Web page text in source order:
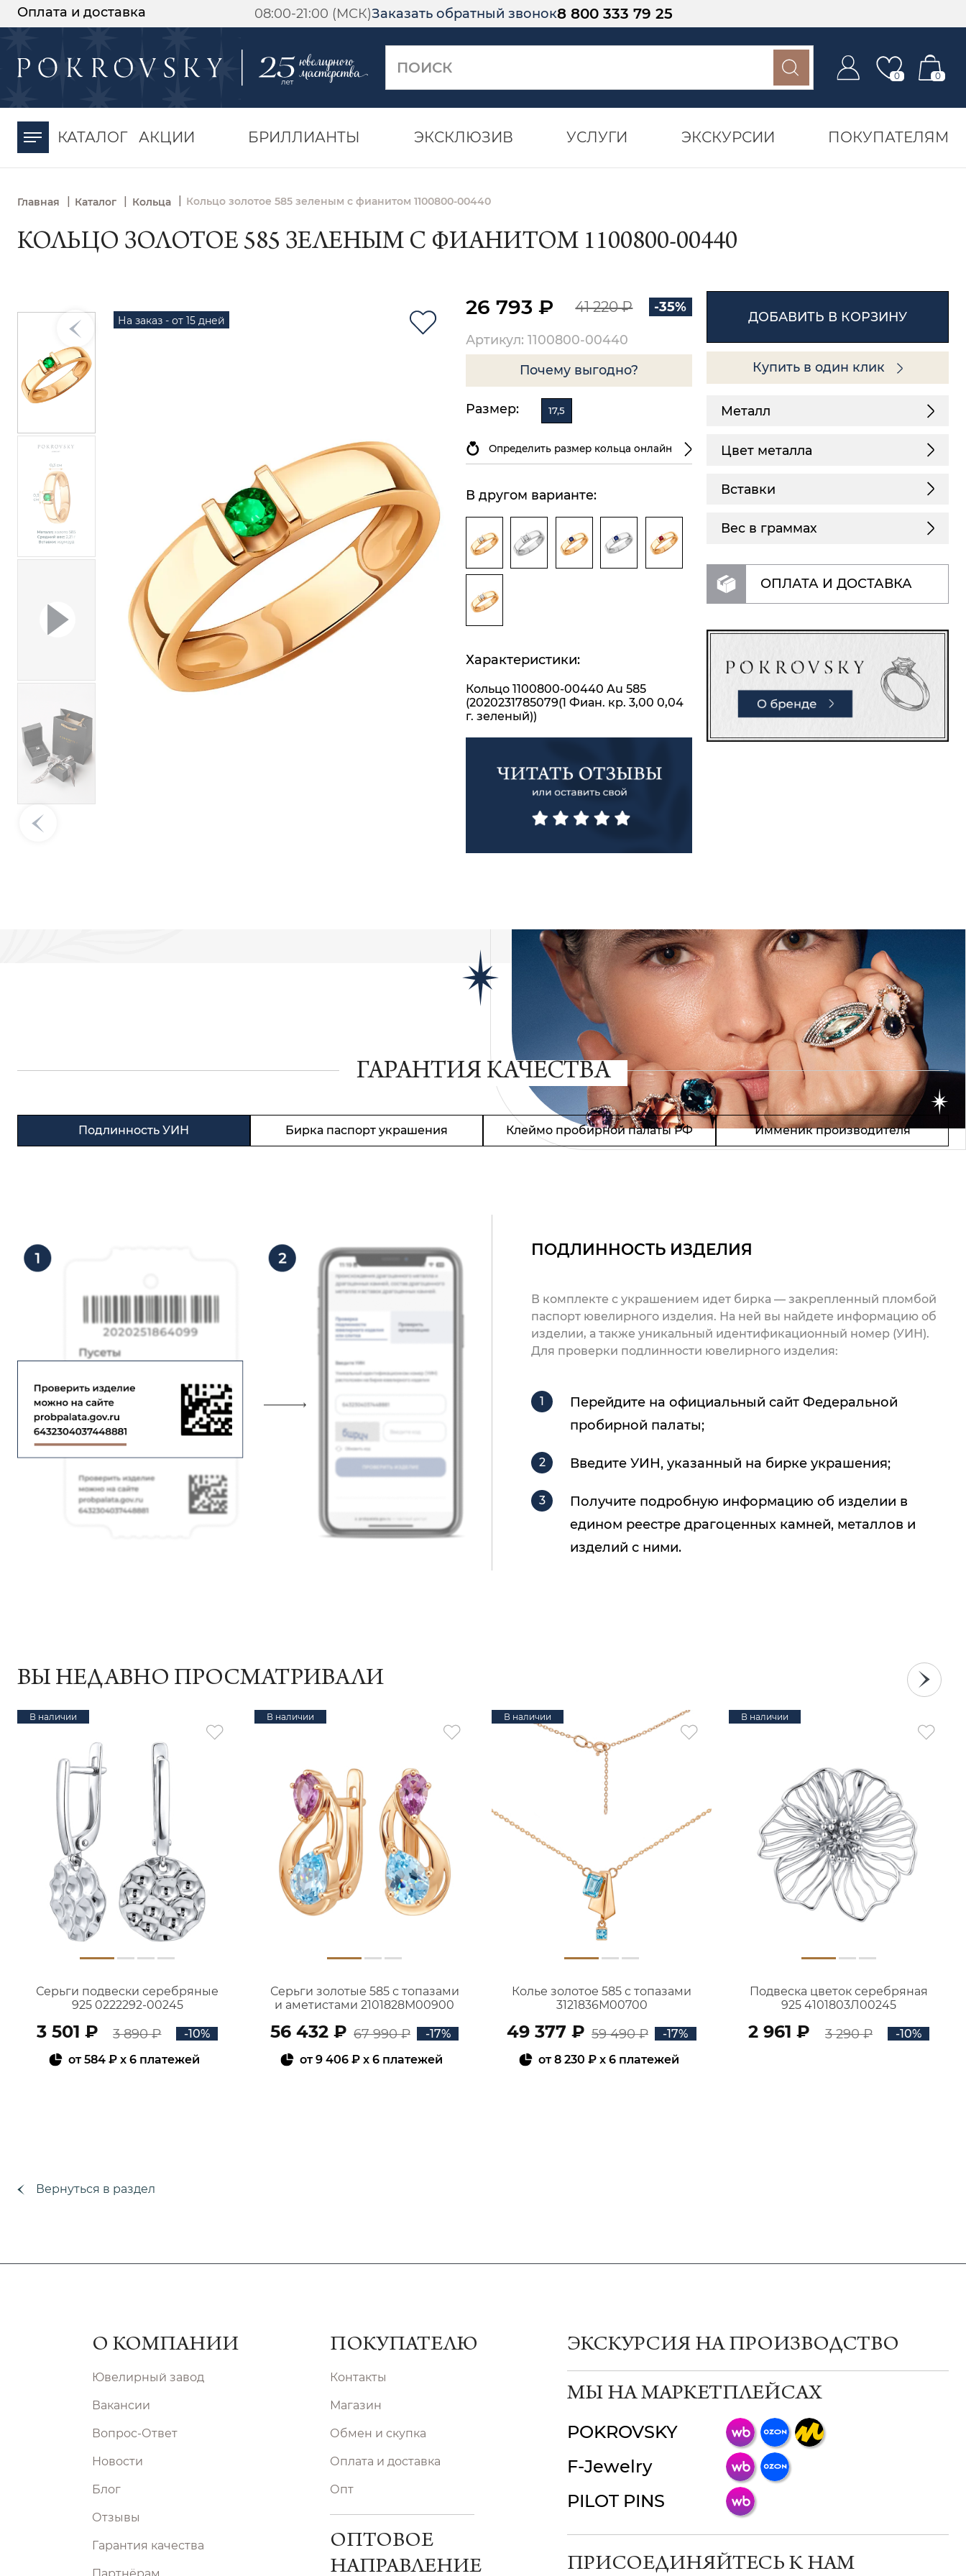
Оплата и доставка 08:00-21:00 (МСК)Заказать обратный звонок8 800 333 79 25
0 0
КАТАЛОГ АКЦИИ БРИЛЛИАНТЫ ЭКСКЛЮЗИВ УСЛУГИ ЭКСКУРСИИ ПОКУПАТЕЛЯМ
Главная | Каталог | Кольца Кольцо золотое 585 зеленым с фианитом 1100800-00440
КОЛЬЦО ЗОЛОТОЕ 585 ЗЕЛЕНЫМ С ФИАНИТОМ 1100800-00440
На заказ - от 15 дней
26 793 ₽ 41 220 ₽ -35%
Артикул: 1100800-00440
Почему выгодно?
Размер: 17,5
Определить размер кольца онлайн
В другом варианте:
Характеристики:
Кольцо 1100800-00440 Au 585
(2020231785079(1 Фиан. кр. 3,00 0,04
г. зеленый))
ДОБАВИТЬ В КОРЗИНУ
Купить в один клик
Металл
Цвет металла
Вставки
Вес в граммах
ОПЛАТА И ДОСТАВКА
ГАРАНТИЯ КАЧЕСТВА
Подлинность УИН Бирка паспорт украшения Клеймо пробирной палаты РФ Имменик производителя
ПОДЛИННОСТЬ ИЗДЕЛИЯ
В комплекте с украшением идет бирка — закрепленный пломбой
паспорт ювелирного изделия. На ней вы найдете информацию об
изделии, а также уникальный идентификационный номер (УИН).
Для проверки подлинности ювелирного изделия:
Перейдите на официальный сайт Федеральной
пробирной палаты;
Введите УИН, указанный на бирке украшения;
Получите подробную информацию об изделии в
едином реестре драгоценных камней, металлов и
изделий с ними.
ВЫ НЕДАВНО ПРОСМАТРИВАЛИ
В наличии
Серьги подвески серебряные
925 0222292-00245
3 501 ₽ 3 890 ₽
-10%
от584 ₽ x 6 платежей
В наличии
Серьги золотые 585 с топазами
и аметистами 2101828М00900
56 432 ₽ 67 990 ₽
-17%
от9 406 ₽ x 6 платежей
В наличии
Колье золотое 585 с топазами
3121836М00700
49 377 ₽ 59 490 ₽
-17%
от8 230 ₽x 6 платежей
В наличии
Подвеска цветок серебряная
925 4101803Л00245
2 961 ₽ 3 290 ₽ -10%
Вернуться в раздел
О КОМПАНИИ
Ювелирный завод
Вакансии
Вопрос-Ответ
Новости
Блог
Отзывы
Гарантия качества
Партнёрам
ПОКУПАТЕЛЮ
Контакты
Магазин
Обмен и скупка
Оплата и доставка
Опт
ОПТОВОЕ
НАПРАВЛЕНИЕ
ЭКСКУРСИЯ НА ПРОИЗВОДСТВО
МЫ НА МАРКЕТПЛЕЙСАХ
POKROVSKY
F-Jewelry
PILOT PINS
ПРИСОЕДИНЯЙТЕСЬ К НАМ
-30%
момента оплаты
ChatApp
Мессенджеры
мессенджер!